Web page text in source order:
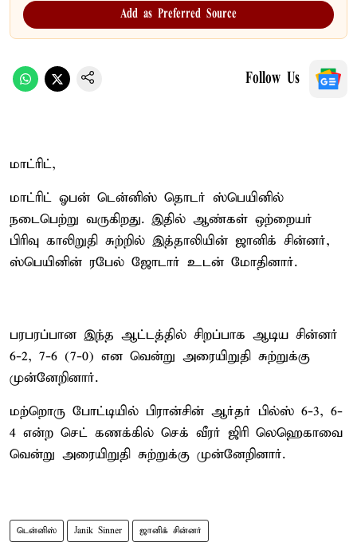
Add as Preferred Source
Follow Us
மாட்ரிட்,
மாட்ரிட் ஓபன் டென்னிஸ் தொடர் ஸ்பெயினில்
நடைபெற்று வருகிறது. இதில் ஆண்கள் ஒற்றையர்
பிரிவு காலிறுதி சுற்றில் இத்தாலியின் ஜானிக் சின்னர்,
ஸ்பெயினின் ரபேல் ஜோடார் உடன் மோதினார்.
பரபரப்பான இந்த ஆட்டத்தில் சிறப்பாக ஆடிய சின்னர்
6-2, 7-6 (7-0) என வென்று அரையிறுதி சுற்றுக்கு
முன்னேறினார்.
மற்றொரு போட்டியில் பிரான்சின் ஆர்தர் பில்ஸ் 6-3, 6-
4 என்ற செட் கணக்கில் செக் வீரர் ஜிரி லெஹெகாவை
வென்று அரையிறுதி சுற்றுக்கு முன்னேறினார்.
டென்னிஸ் Janik Sinner ஜானிக் சின்னர்